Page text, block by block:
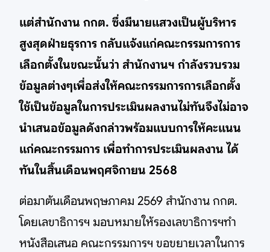
แต่สำนักงาน กกต. ซึ่งมีนายแสวงเป็นผู้บริหาร
สูงสุดฝ่ายธุรการ กลับแจ้งแก่คณะกรรมการการ
เลือกตั้งในขณะนั้นว่า สำนักงานฯ กำลังรวบรวม
ข้อมูลต่างๆเพื่อส่งให้คณะกรรมการการเลือกตั้ง
ใช้เป็นข้อมูลในการประเมินผลงานไม่ทันจึงไม่อาจ
นำเสนอข้อมูลดังกล่าวพร้อมแบบการให้คะแนน
แก่คณะกรรมการ เพื่อทำการประเมินผลงาน ได้
ทันในสิ้นเดือนพฤศจิกายน 2568
ต่อมาต้นเดือนพฤษภาคม 2569 สำนักงาน กกต.
โดยเลขาธิการฯ มอบหมายให้รองเลขาธิการฯทำ
หนังสือเสนอ คณะกรรมการฯ ขอขยายเวลาในการ